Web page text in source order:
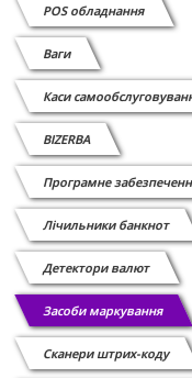
POS обладнання
Ваги
Каси
BIZERBA
Програмне
Лічильники банкнот
Детектори валют
Засоби маркування
Сканери штрих-коду